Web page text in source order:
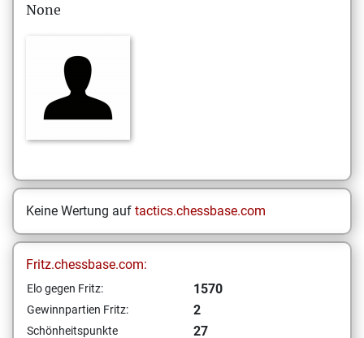
None
Keine Wertung auf tactics.chessbase.com
Fritz.chessbase.com:
Elo gegen Fritz: 1570
Gewinnpartien Fritz: 2
Schönheitspunkte
27